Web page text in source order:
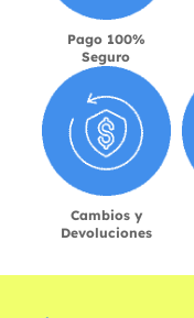
Pago 100%
Seguro
Cambios y
Devoluciones